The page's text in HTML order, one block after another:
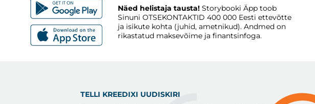
Näed helistaja tausta! Storybooki Äpp toob
Sinuni OTSEKONTAKTID 400 000 Eesti ettevõtte
ja isikute kohta (juhid, ametnikud). Andmed on
rikastatud maksevõime ja finantsinfoga.
TELLI KREEDIXI UUDISKIRI